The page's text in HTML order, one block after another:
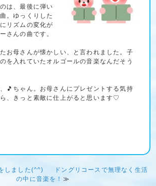
は、最後に弾い
。ゆっくりした
リズムの変化が
さんの曲です。
お母さんが懐かしい、と言われました。子
を入れていたオルゴールの音楽なんだそう
🎵ちゃん。お母さんにプレゼントする気持
、きっと素敵に仕上がると思います♡
しました(^^)
ドングリコースで無理なく生活
の中に音楽を！ ≫